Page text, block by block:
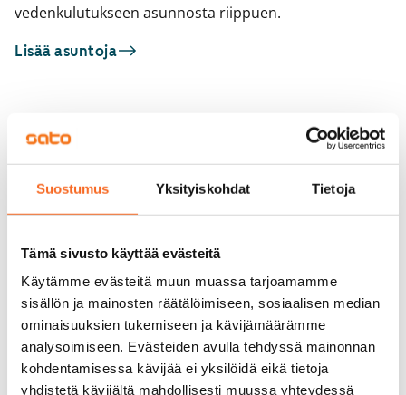
Suostumus Yksityiskohdat Tietoja
Tämä sivusto käyttää evästeitä
Käytämme evästeitä muun muassa tarjoamamme
sisällön ja mainosten räätälöimiseen, sosiaalisen median
ominaisuuksien tukemiseen ja kävijämäärämme
analysoimiseen. Evästeiden avulla tehdyssä mainonnan
kohdentamisessa kävijää ei yksilöidä eikä tietoja
yhdistetä kävijältä mahdollisesti muussa yhteydessä
vedenkulutukseen asunnosta riippuen.
Lisää asuntoja
Sinua saattaisi kiinnostaa myös
17
Jokiniementie 48
40 m² · 2h+kt
Vapautumassa 16.9.
949 €
1/
Jokiniementie 46
Helsinki, Oulunkylä